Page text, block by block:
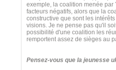
exemple, la coalition menée par
facteurs négatifs, alors que la
constructive que sont les
visions. Je ne pense pas qu'il
possibilité d'une coalition les
remportent assez de sièges au
Pensez-vous que la jeunesse